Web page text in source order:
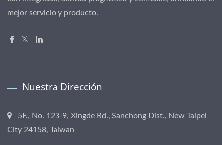
mejor servicio y producto.
Nuestra Dirección
5F., No. 123-9, Xingde Rd., Sanchong Dist., New Taipei
City 24158, Taiwan